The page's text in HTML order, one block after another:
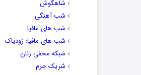
شاهگوش
شب آهنگی
شب های مافیا
شب های مافیا: زودیاک
شبکه مخفی زنان
شریک جرم